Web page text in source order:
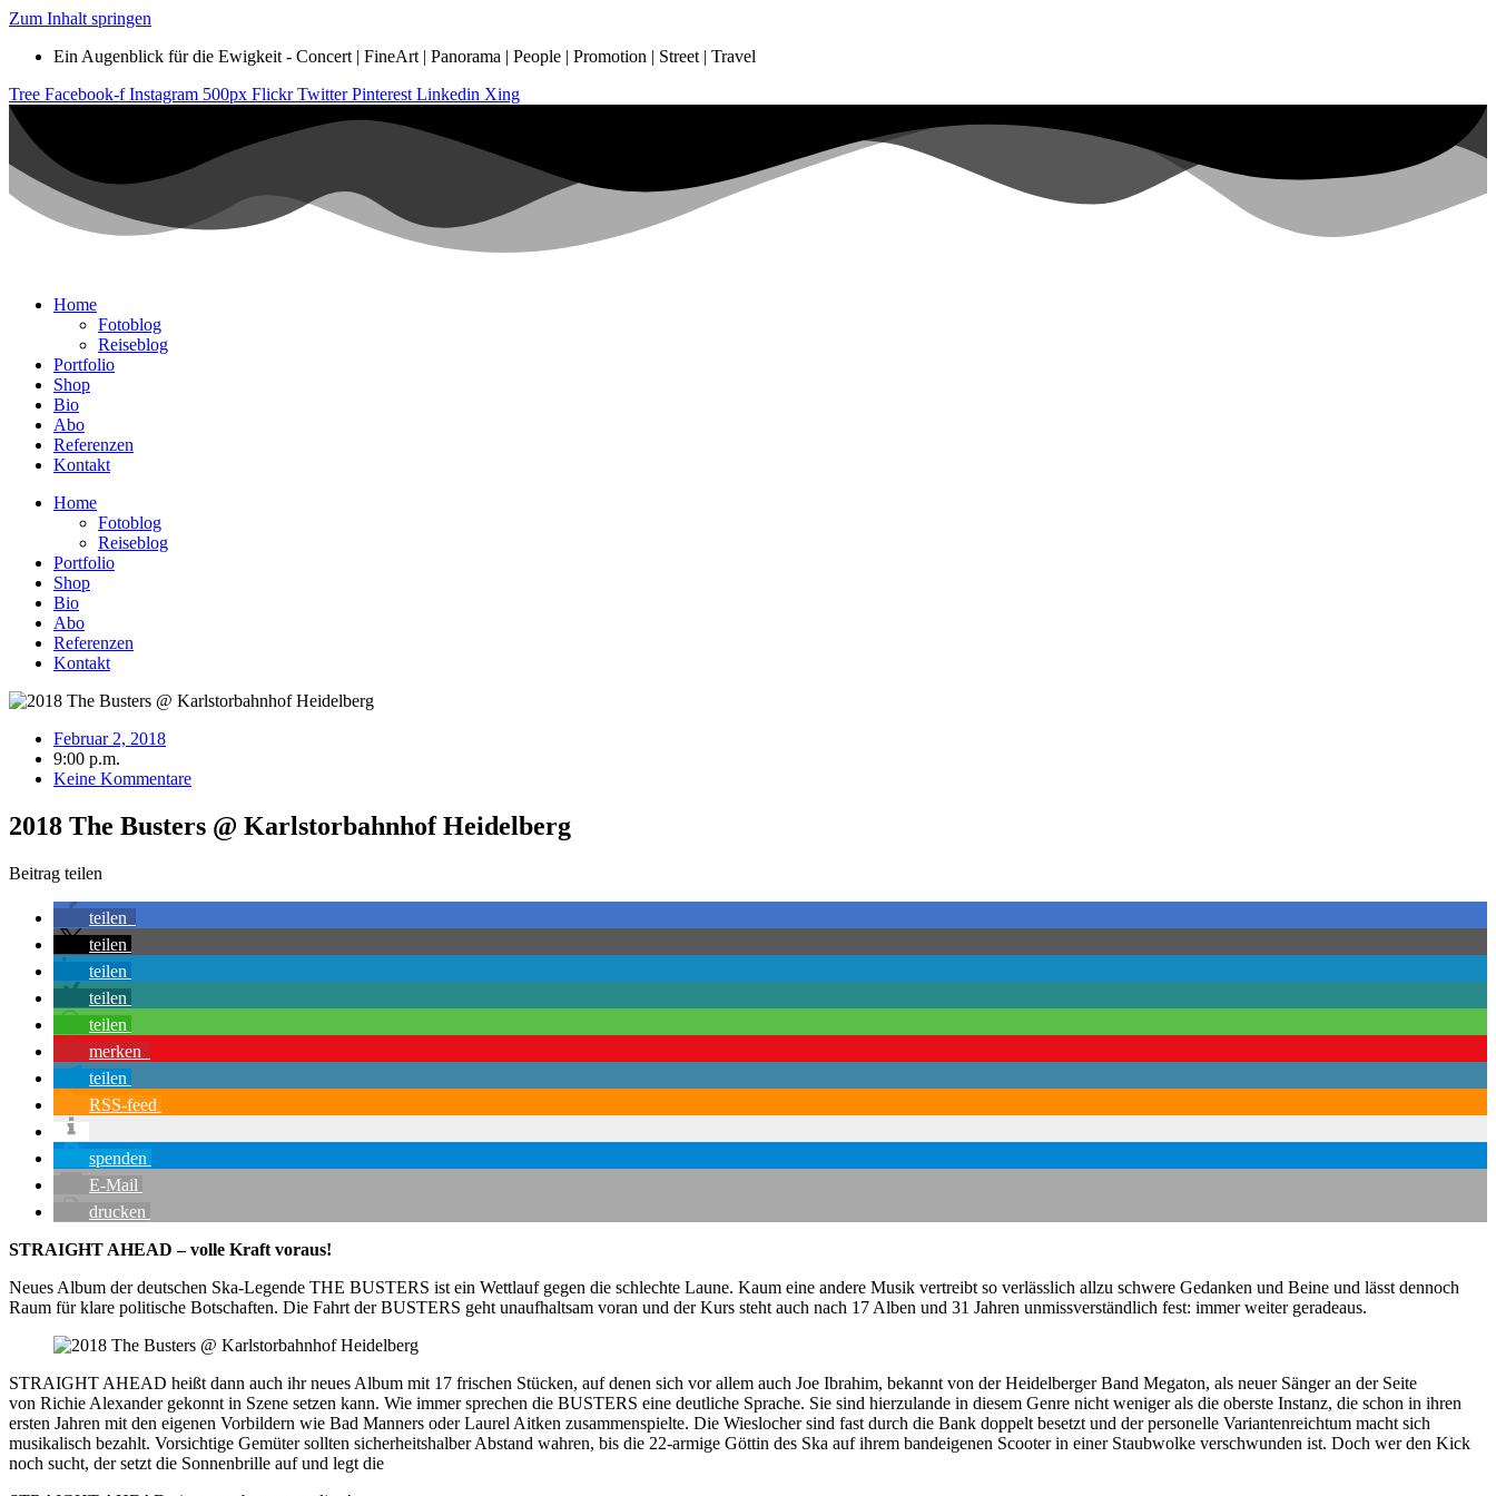
Zum Inhalt springen
Ein Augenblick für die Ewigkeit - Concert | FineArt | Panorama | People | Promotion | Street | Travel
Tree Facebook-f Instagram 500px Flickr Twitter Pinterest Linkedin Xing
Home
Fotoblog
Reiseblog
Portfolio
Shop
Bio
Abo
Referenzen
Kontakt
Home
Fotoblog
Reiseblog
Portfolio
Shop
Bio
Abo
Referenzen
Kontakt
Februar 2, 2018
9:00 p.m.
Keine Kommentare
2018 The Busters @ Karlstorbahnhof Heidelberg
Beitrag teilen
teilen
teilen
teilen
teilen
teilen
merken
teilen
RSS-feed
spenden
E-Mail
drucken
STRAIGHT AHEAD – volle Kraft voraus!
Neues Album der deutschen Ska-Legende THE BUSTERS ist ein Wettlauf gegen die schlechte Laune. Kaum eine andere Musik vertreibt so verlässlich allzu schwere Gedanken und Beine und lässt dennoch
Raum für klare politische Botschaften. Die Fahrt der BUSTERS geht unaufhaltsam voran und der Kurs steht auch nach 17 Alben und 31 Jahren unmissverständlich fest: immer weiter geradeaus.
STRAIGHT AHEAD heißt dann auch ihr neues Album mit 17 frischen Stücken, auf denen sich vor allem auch Joe Ibrahim, bekannt von der Heidelberger Band Megaton, als neuer Sänger an der Seite
von Richie Alexander gekonnt in Szene setzen kann. Wie immer sprechen die BUSTERS eine deutliche Sprache. Sie sind hierzulande in diesem Genre nicht weniger als die oberste Instanz, die schon in ihren
ersten Jahren mit den eigenen Vorbildern wie Bad Manners oder Laurel Aitken zusammenspielte. Die Wieslocher sind fast durch die Bank doppelt besetzt und der personelle Variantenreichtum macht sich
musikalisch bezahlt. Vorsichtige Gemüter sollten sicherheitshalber Abstand wahren, bis die 22-armige Göttin des Ska auf ihrem bandeigenen Scooter in einer Staubwolke verschwunden ist. Doch wer den Kick
noch sucht, der setzt die Sonnenbrille auf und legt die